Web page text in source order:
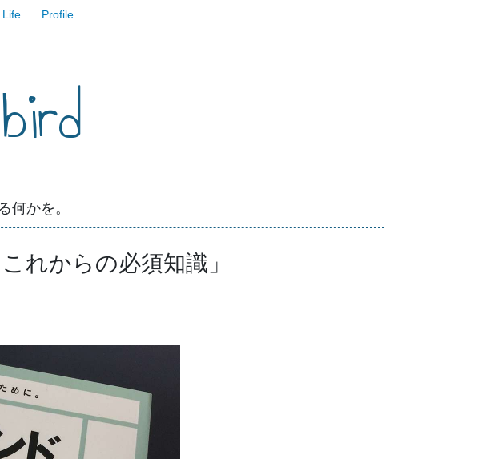
Life Profile
何かを。
れからの必須知識」